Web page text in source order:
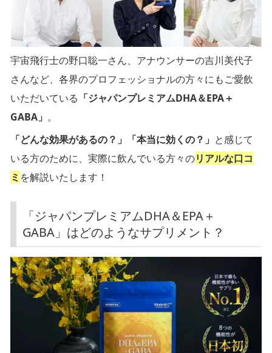
宇宙飛行士の野口聡一さん、アナウンサーの吉川美代子
さんなど、各界のプロフェッショナルの方々にもご愛飲
いただいている 「ジャパンプレミアムDHA＆EPA＋
GABA」 。
「どんな効果があるの？」「本当に効くの？」 と感じて
いる方のために、実際に飲んでいる方々のリアルな口コ
ミ を解説いたします！
「ジャパンプレミアムDHA＆EPA＋
GABA」はどのようなサプリメント？